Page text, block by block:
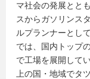
マ社会の発展とと
スからガソリンス
ルプランナーとし
では、国内トップ
で工場を展開して
上の国・地域でタ